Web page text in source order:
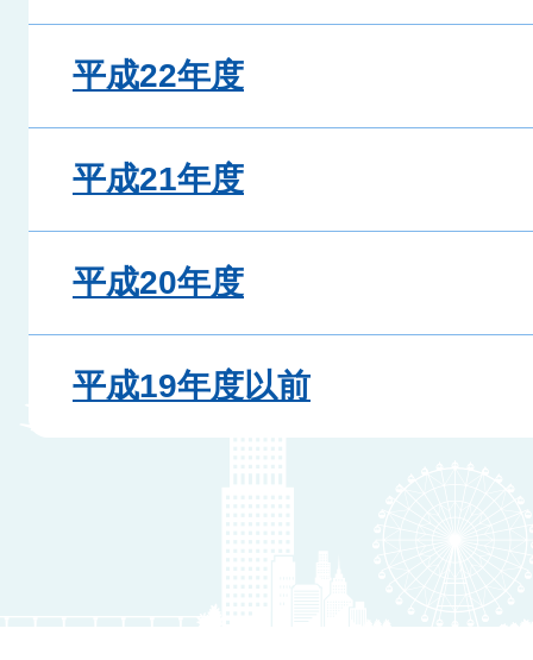
平成22年度
平成21年度
平成20年度
平成19年度以前